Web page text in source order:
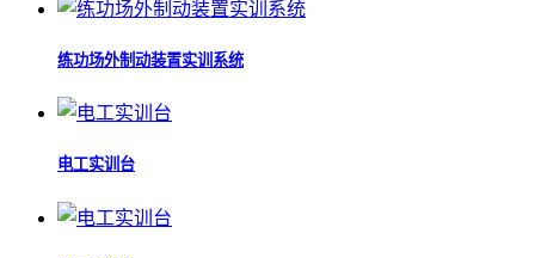
练功场外制动装置实训系统
电工实训台